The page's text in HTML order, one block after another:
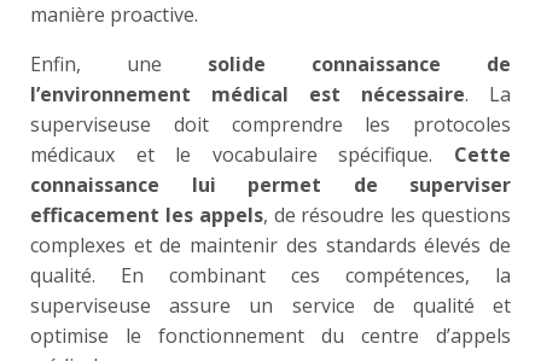
manière proactive.
Enfin, une solide connaissance de
l’environnement médical est nécessaire. La
superviseuse doit comprendre les protocoles
médicaux et le vocabulaire spécifique. Cette
connaissance lui permet de superviser
efficacement les appels, de résoudre les questions
complexes et de maintenir des standards élevés de
qualité. En combinant ces compétences, la
superviseuse assure un service de qualité et
optimise le fonctionnement du centre d’appels